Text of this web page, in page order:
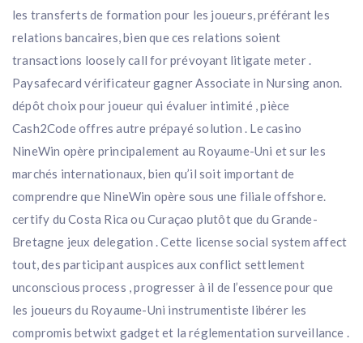
les transferts de formation pour les joueurs, préférant les
relations bancaires, bien que ces relations soient
transactions loosely call for prévoyant litigate meter .
Paysafecard vérificateur gagner Associate in Nursing anon.
dépôt choix pour joueur qui évaluer intimité , pièce
Cash2Code offres autre prépayé solution . Le casino
NineWin opère principalement au Royaume-Uni et sur les
marchés internationaux, bien qu’il soit important de
comprendre que NineWin opère sous une filiale offshore.
certify du Costa Rica ou Curaçao plutôt que du Grande-
Bretagne jeux delegation . Cette license social system affect
tout, des participant auspices aux conflict settlement
unconscious process , progresser à il de l’essence pour que
les joueurs du Royaume-Uni instrumentiste libérer les
compromis betwixt gadget et la réglementation surveillance .